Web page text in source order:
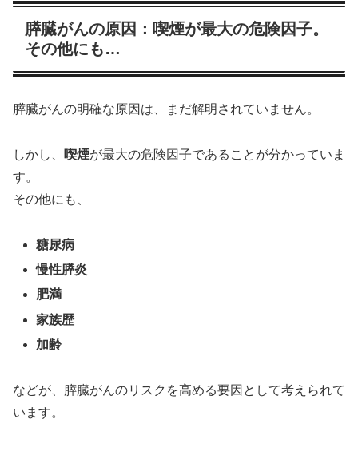
膵臓がんの原因：喫煙が最大の危険因子。
その他にも…
膵臓がんの明確な原因は、まだ解明されていません。
しかし、 喫煙が最大の危険因子であることが分かっていま
す。
その他にも、
糖尿病
慢性膵炎
肥満
家族歴
加齢
などが、膵臓がんのリスクを高める要因として考えられて
います。